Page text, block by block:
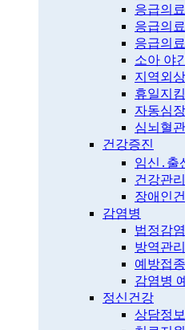
응급의
응급의
응급의
소아 야
지역외
휴일지
자동심
심뇌혈
건강증진
임신․출
건강관리
장애인
감염병
법정감
방역관리
예방접종
감염병
정신건강
상담정보